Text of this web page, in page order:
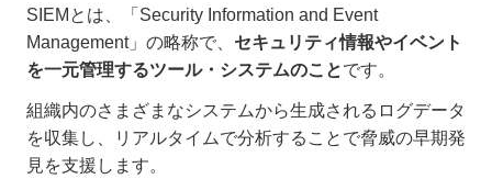
SIEMとは、「Security Information and Event
Management」の略称で、 セキュリティ情報やイベント
を一元管理するツール・システムのことです。
組織内のさまざまなシステムから生成されるログデータ
を収集し、リアルタイムで分析することで脅威の早期発
見を支援します。